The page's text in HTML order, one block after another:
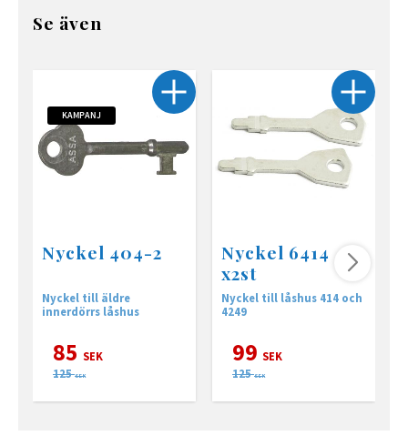
Se även
Nyckel 404-2
Nyckel till äldre
innerdörrs låshus
85 SEK
125 SEK
KAMPANJ
Nyckel 6414
x2st
Nyckel till låshus 414 och
4249
99 SEK
125 SEK